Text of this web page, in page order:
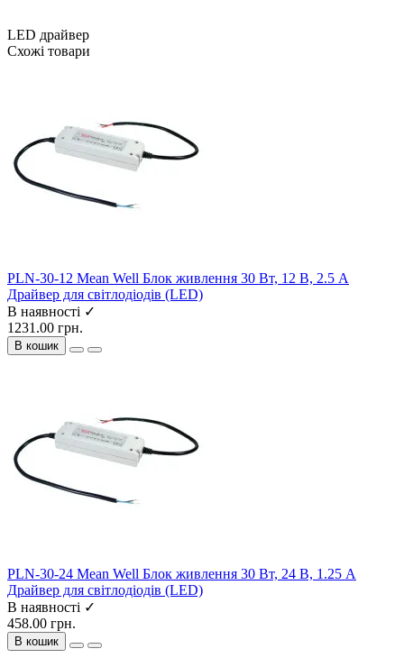
LED драйвер
Схожі товари
PLN-30-12 Mean Well Блок живлення 30 Вт, 12 В, 2.5 А
Драйвер для світлодіодів (LED)
В наявності ✓
1231.00 грн.
В кошик
PLN-30-24 Mean Well Блок живлення 30 Вт, 24 В, 1.25 А
Драйвер для світлодіодів (LED)
В наявності ✓
458.00 грн.
В кошик